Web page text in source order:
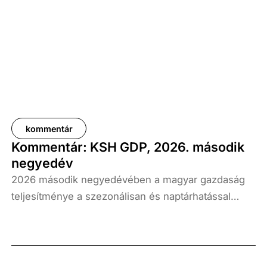
kommentár
Kommentár: KSH GDP, 2026. második
negyedév
2026 második negyedévében a magyar gazdaság
teljesítménye a szezonálisan és naptárhatással
százalékkal, míg az előző negyedévhez képest 0,4